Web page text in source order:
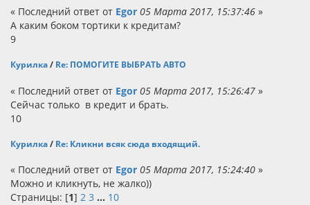
« Последний ответ от Egor 05 Марта 2017, 15:37:46 »
А каким боком тортики к кредитам?
9
Курилка / Re: ПОМОГИТЕ ВЫБРАТЬ АВТО
« Последний ответ от Egor 05 Марта 2017, 15:26:47 »
Сейчас только в кредит и брать.
10
Курилка / Re: Кликни всяк сюда входящий.
« Последний ответ от Egor 05 Марта 2017, 15:24:40 »
Можно и кликнуть, не жалко))
Страницы: [1] 2 3 ... 10